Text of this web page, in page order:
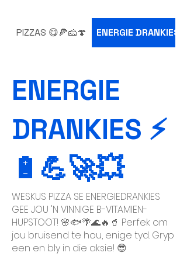
PIZZAS 😋🍕🧀🍄 ENERGIE DRANKIES
ENERGIE
DRANKIES ⚡
🔋💪🚀💥
WESKUS PIZZA SE ENERGIEDRANKIES
GEE JOU 'N VINNIGE B-VITAMIEN-
HUPSTOOT! 🌸🐟🌴🌊🔥🥤 Perfek om
jou bruisend te hou, enige tyd. Gryp
een en bly in die aksie! 😎